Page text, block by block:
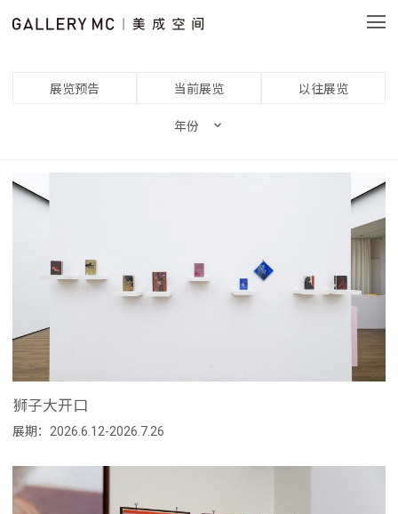
展览预告 当前展览 以往展览
年份
狮子大开口
展期：2026.6.12-2026.7.26